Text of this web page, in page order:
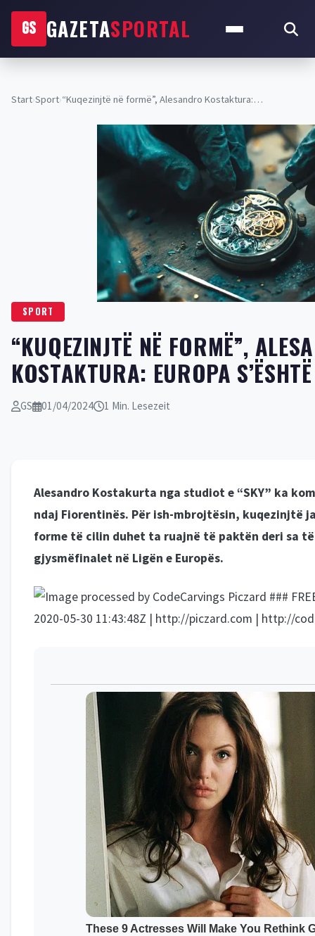
GS GAZETASPORTAL
Start›Sport›“Kuqezinjtë në formë”, Alesandro Kostaktura:…
SPORT
“KUQEZINJTË NË FORMË”,
KOSTAKTURA: EUROPA
GS 01/04/2024 1 Min. Lesezeit
Alesandro Kostakurta nga studiot e “SKY” ka
ndaj Fiorentinës. Për ish-mbrojtësin, kuqezinjtë
forme të cilin duhet ta ruajnë të paktën deri sa
gjysmëfinalet në Ligën e Europës.